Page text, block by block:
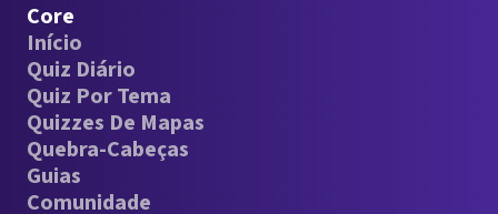
Core
Início
Quiz Diário
Quiz Por Tema
Quizzes De Mapas
Quebra-Cabeças
Guias
Comunidade